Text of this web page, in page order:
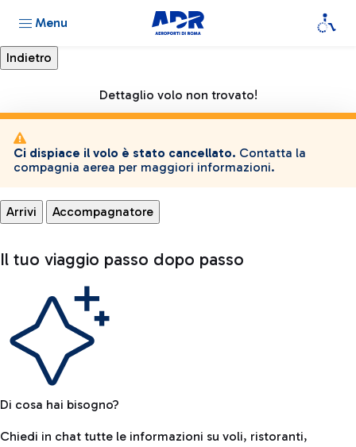
Menu
Dettaglio volo non trovato!
Ci dispiace il volo è stato cancellato. Contatta la
compagnia aerea per maggiori informazioni.
Arrivi Accompagnatore
Il tuo viaggio passo dopo passo
Di cosa hai bisogno?
Chiedi in chat tutte le informazioni su voli, ristoranti,